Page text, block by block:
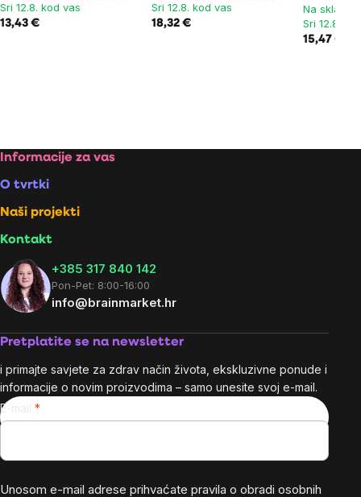
Sri 12.8. kod vas
13,43 €
Sri 12.8. kod vas
18,32 €
Na
Sri 12.8.
15,47 €
Footer
Informacije za vas
O tvrtki
Naši projekti
Kontakt
+385 317 840 142
Pon-Pet: 8:00-16:00
info@brainmarket.hr
Pretplatite se na newsletter
i primajte savjete za zdrav način života, ekskluzivne ponude i
informacije o novim proizvodima – samo unesite svoj e-mail.
E-mail
Unosom e-mail adrese prihvaćate pravila o obradi osobnih